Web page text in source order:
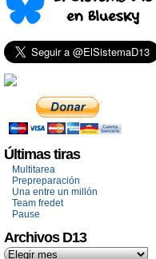
Últimas tiras
Multitarea
Prepreparación
Una entre un millón
Team fredet
Pause
Archivos D13